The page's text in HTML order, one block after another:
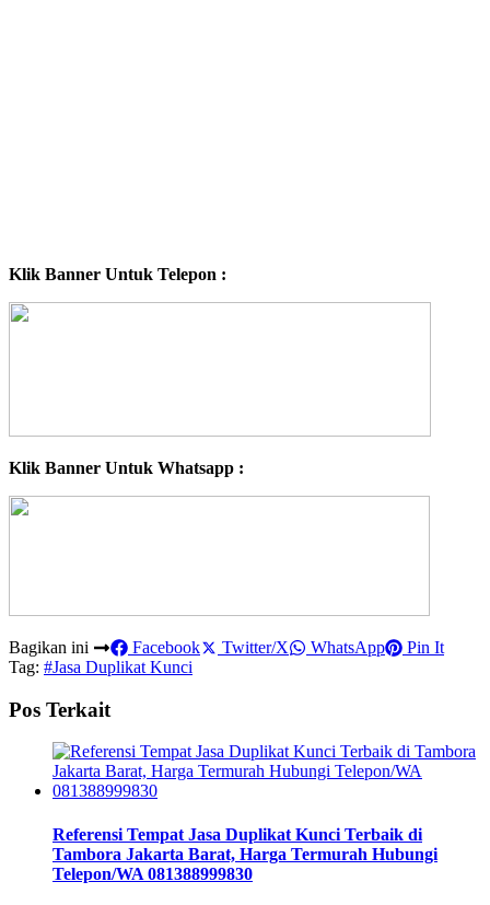
Klik Banner Untuk Telepon :
Klik Banner Untuk Whatsapp :
Bagikan ini Facebook Twitter/X WhatsApp
Pin It
Tag: #Jasa Duplikat Kunci
Pos Terkait
Referensi Tempat Jasa Duplikat Kunci Terbaik di
Tambora Jakarta Barat, Harga Termurah Hubungi
Telepon/WA 081388999830